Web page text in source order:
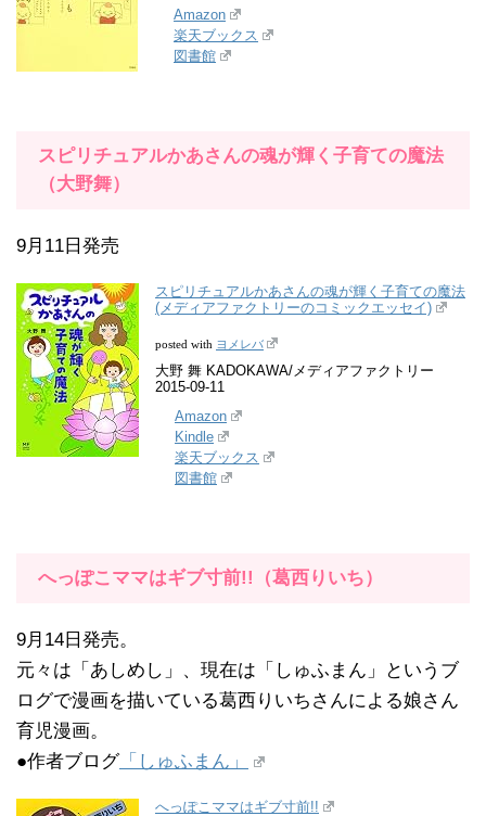
Amazon
楽天ブックス
図書館
スピリチュアルかあさんの魂が輝く子育ての魔法
（大野舞）
9月11日発売
スピリチュアルかあさんの魂が輝く子育ての魔法
(メディアファクトリーのコミックエッセイ)
posted with ヨメレバ
大野 舞 KADOKAWA/メディアファクトリー
2015-09-11
Amazon
Kindle
楽天ブックス
図書館
へっぽこママはギブ寸前!!（葛西りいち）
9月14日発売。
元々は「あしめし」、現在は「しゅふまん」というブ
ログで漫画を描いている葛西りいちさんによる娘さん
育児漫画。
●作者ブログ「しゅふまん」
へっぽこママはギブ寸前!!